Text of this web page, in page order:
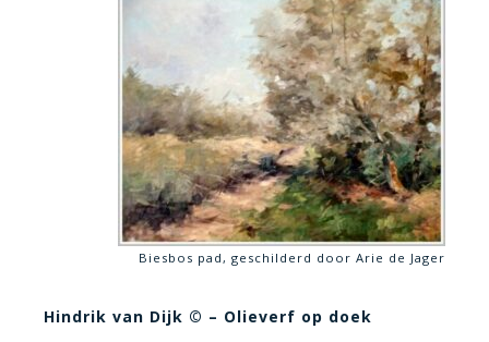
Biesbos pad, geschilderd door Arie de Jager
Hindrik van Dijk © – Olieverf op doek